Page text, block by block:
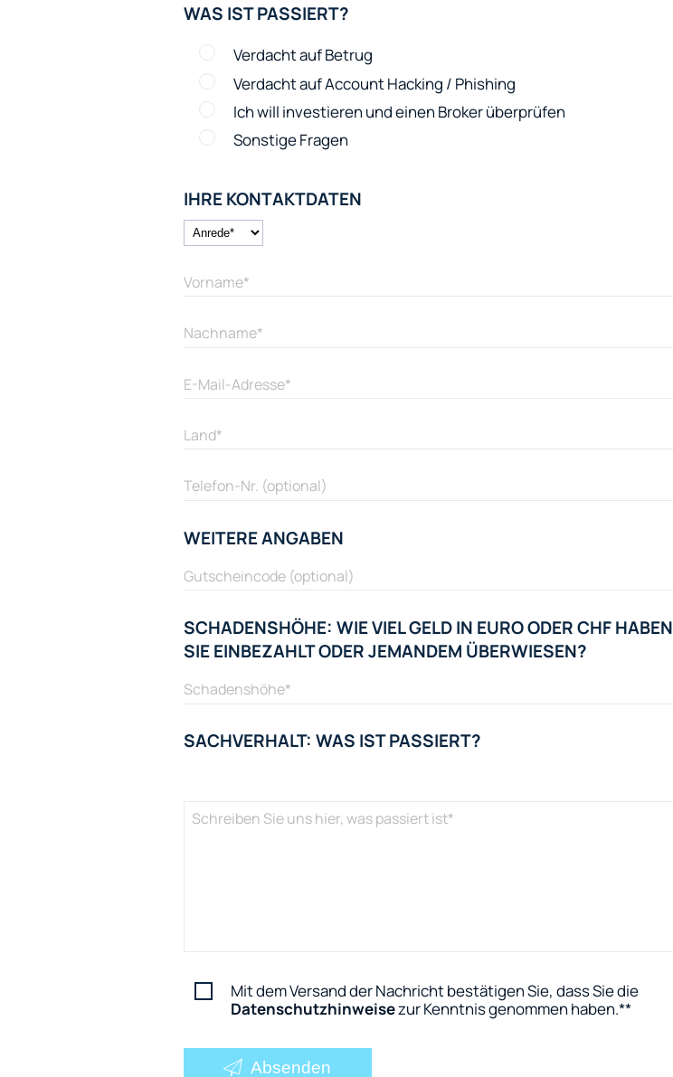
WAS IST PASSIERT?
Verdacht auf Betrug
Verdacht auf Account Hacking / Phishing
Ich will investieren und einen Broker überprüfen
Sonstige Fragen
IHRE KONTAKTDATEN
WEITERE ANGABEN
SCHADENSHÖHE: WIE VIEL GELD IN EURO ODER CHF HABEN
SIE EINBEZAHLT ODER JEMANDEM ÜBERWIESEN?
SACHVERHALT: WAS IST PASSIERT?
Mit dem Versand der Nachricht bestätigen Sie, dass Sie die
Datenschutzhinweisezur Kenntnis genommen haben.*
Absenden